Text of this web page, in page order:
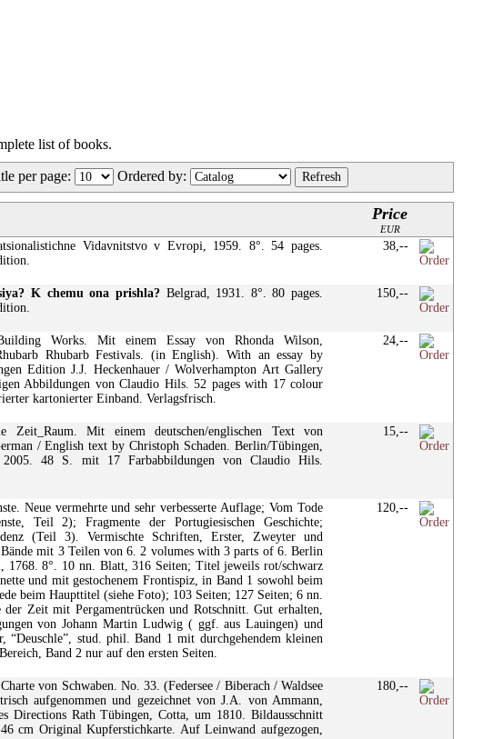
list of books.
per page: Ordered by:
Price
EUR
Vidavnitstvo v Evropi, 1959. 8°. 54 pages.
38,--
K chemu ona prishla?Belgrad, 1931. 8°. 80 pages.
150,--
Works. Mit einem Essay von Rhonda Wilson,
Rhubarb Festivals. (in English). With an essay by
Edition J.J. Heckenhauer / Wolverhampton Art Gallery
Abbildungen von Claudio Hils. 52 pages with 17 colour
kartonierter Einband. Verlagsfrisch.
24,--
Zeit_Raum. Mit einem deutschen/englischen Text von
/ English text by Christoph Schaden. Berlin/Tübingen,
2005. 48 S. mit 17 Farbabbildungen von Claudio Hils.
15,--
Neue vermehrte und sehr verbesserte Auflage; Vom Tode
Teil 2); Fragmente der Portugiesischen Geschichte;
(Teil 3). Vermischte Schriften, Erster, Zweyter und
mit 3 Teilen von 6. 2 volumes with 3 parts of 6. Berlin
1768. 8°. 10 nn. Blatt, 316 Seiten; Titel jeweils rot/schwarz
und mit gestochenem Frontispiz, in Band 1 sowohl beim
beim Haupttitel (siehe Foto); 103 Seiten; 127 Seiten; 6 nn.
der Zeit mit Pergamentrücken und Rotschnitt. Gut erhalten,
von Johann Martin Ludwig ( ggf. aus Lauingen) und
“Deuschle”, stud. phil. Band 1 mit durchgehendem kleinen
Band 2 nur auf den ersten Seiten.
120,--
Charte von Schwaben. No. 33. (Federsee / Biberach / Waldsee
aufgenommen und gezeichnet von J.A. von Ammann,
Directions Rath Tübingen, Cotta, um 1810. Bildausschnitt
cm Original Kupferstichkarte. Auf Leinwand aufgezogen,
180,--